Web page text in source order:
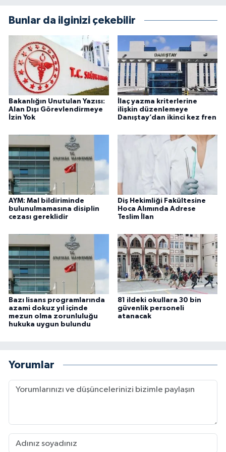
Bunlar da ilginizi çekebilir
Bakanlığın Unutulan Yazısı:
Alan Dışı Görevlendirmeye
İzin Yok
İlaç yazma kriterlerine
ilişkin düzenlemeye
Danıştay’dan ikinci kez fren
AYM: Mal bildiriminde
bulunulmamasına disiplin
cezası gereklidir
Diş Hekimliği Fakültesine
Hoca Alımında Adrese
Teslim İlan
Bazı lisans programlarında
azami dokuz yıl içinde
mezun olma zorunluluğu
hukuka uygun bulundu
81 ildeki okullara 30 bin
güvenlik personeli
atanacak
Yorumlar